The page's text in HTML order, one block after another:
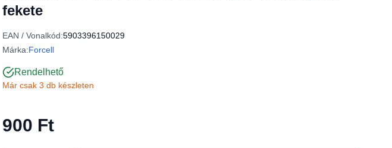
fekete
EAN / Vonalkód:5903396150029
Márka:Forcell
Rendelhető
Már csak 3 db készleten
900 Ft